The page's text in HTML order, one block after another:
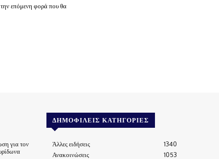
επόμενη φορά που θα
για τον
ΔΗΜΟΦΙΛΕΊΣ ΚΑΤΗΓΟΡΊΕΣ
Άλλες ειδήσεις
1340
Ανακοινώσεις
1053